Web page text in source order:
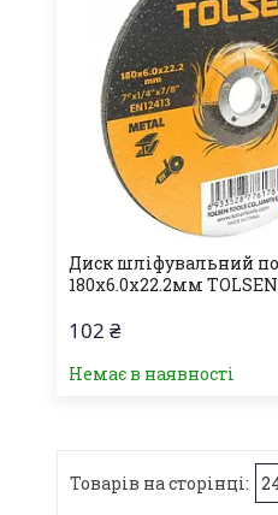
Диск шліфувальний
180х6.0х22.2мм TOLSEN
102 ₴
Немає в наявності